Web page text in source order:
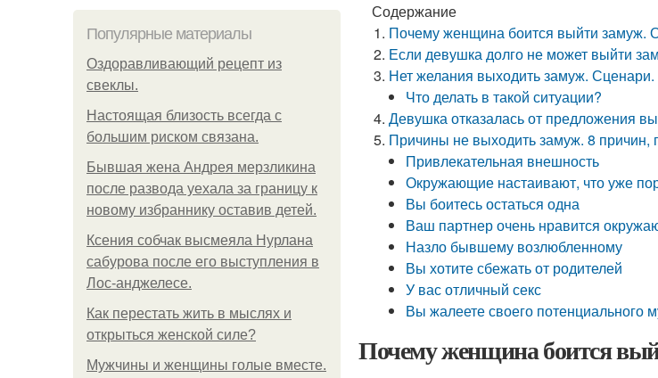
Популярные материалы
Оздоравливающий рецепт из
свеклы.
Hacтоящая близость всегда с
большим риском связана.
Бывшая жена Андрея мерзликина
после развода уехала за границу к
новому избраннику оставив детей.
Ксения собчак высмеяла Нурлана
сабурова после его выступления в
Лос-анджелесе.
Как перестать жить в мыслях и
открыться женской силе?
Мужчины и женщины голые вместе.
Содержание
Почему женщина боится выйти замуж.
Если девушка долго не может выйти
Нет желания выходить замуж. Сценари.
Что делать в такой ситуации?
Девушка отказалась от предложения
Причины не выходить замуж. 8 причин,
Привлекательная внешность
Окружающие настаивают, что уже
Вы боитесь остаться одна
Ваш партнер очень нравится
Назло бывшему возлюбленному
Вы хотите сбежать от родителей
У вас отличный секс
Вы жалеете своего потенциального
Почему женщина боится